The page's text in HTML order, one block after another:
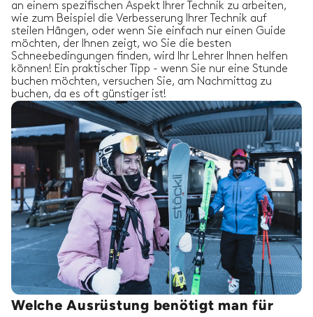
an einem spezifischen Aspekt Ihrer Technik zu arbeiten,
wie zum Beispiel die Verbesserung Ihrer Technik auf
steilen Hängen, oder wenn Sie einfach nur einen Guide
möchten, der Ihnen zeigt, wo Sie die besten
Schneebedingungen finden, wird Ihr Lehrer Ihnen helfen
können! Ein praktischer Tipp - wenn Sie nur eine Stunde
buchen möchten, versuchen Sie, am Nachmittag zu
buchen, da es oft günstiger ist!
Welche Ausrüstung benötigt man für